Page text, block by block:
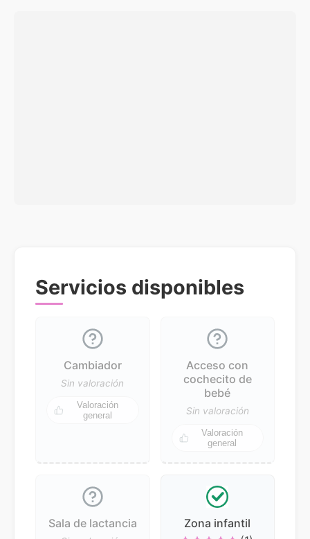
Servicios disponibles
Cambiador
Sin valoración
Valoración
general
Acceso con
cochecito de
bebé
Sin valoración
Valoración
general
Sala de lactancia
Zona infantil